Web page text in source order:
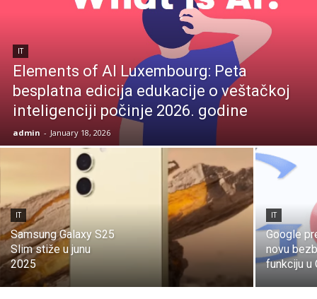
IT
Elements of AI Luxembourg: Peta
besplatna edicija edukacije o veštačkoj
inteligenciji počinje 2026. godine
admin - January 18, 2026
IT
Samsung Galaxy S25
Slim stiže u junu
2025
IT
Google
novu
funkciju u